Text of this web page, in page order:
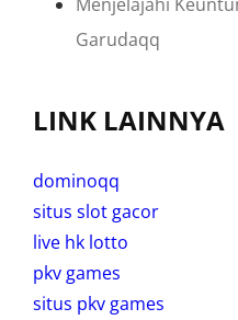
Garudaqq
LINK LAINNYA
dominoqq
situs slot gacor
live hk lotto
pkv games
situs pkv games